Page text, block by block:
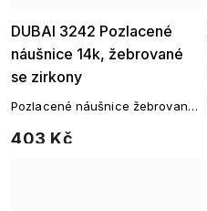
DUBAI 3242 Pozlacené
náušnice 14k, žebrované
se zirkony
Ellami
403 Kč
Pozlacené náušnice žebrované